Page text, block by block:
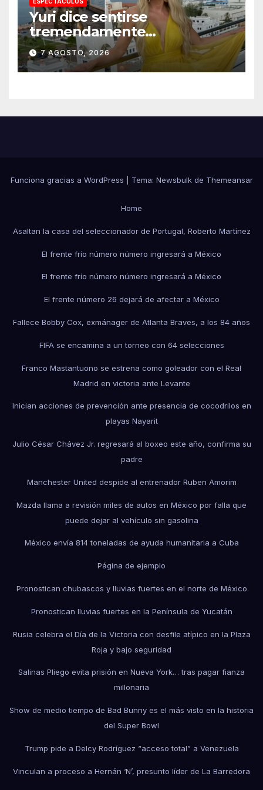
Yuri dice sentirse
tremendamente
emocionada sobre su estatua
que le harán en Veracruz
7 AGOSTO, 2026
Funciona gracias a WordPress Tema: Newsbulkde Themeansar
Home
Asaltan la casa del seleccionador de Portugal, Roberto Martínez
El frente frío número número ingresará a México
El frente frío número número ingresará a México
El frente número 26 dejará de afectar a México
Fallece Bobby Cox, exmánager de Atlanta Braves, a los 84 años
FIFA se encamina a un torneo con 64 selecciones
Franco Mastantuono se estrena como goleador con el Real
Madrid en victoria ante Levante
Inician acciones de prevención ante presencia de cocodrilos en
playas Nayarit
Julio César Chávez Jr. regresará al boxeo este año, confirma su
padre
Manchester United despide al entrenador Ruben Amorim
Mazda llama a revisión miles de autos en México por falla que
puede dejar al vehículo sin gasolina
México envía 814 toneladas de ayuda humanitaria a Cuba
Página de ejemplo
Pronostican chubascos y lluvias fuertes en el norte de México
Pronostican lluvias fuertes en la Península de Yucatán
Rusia celebra el Día de la Victoria con desfile atípico en la Plaza
Roja y bajo seguridad
Salinas Pliego evita prisión en Nueva York… tras pagar fianza
millonaria
Show de medio tiempo de Bad Bunny es el más visto en la historia
del Super Bowl
Trump pide a Delcy Rodríguez “acceso total” a Venezuela
Vinculan a proceso a Hernán ‘N’, presunto líder de La Barredora